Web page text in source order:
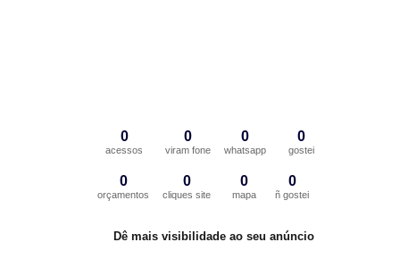
0
acessos
0
viram fone
0
whatsapp
0
gostei
0
orçamentos
0
cliques site
0
mapa
0
ñ gostei
Dê mais visibilidade ao seu anúncio